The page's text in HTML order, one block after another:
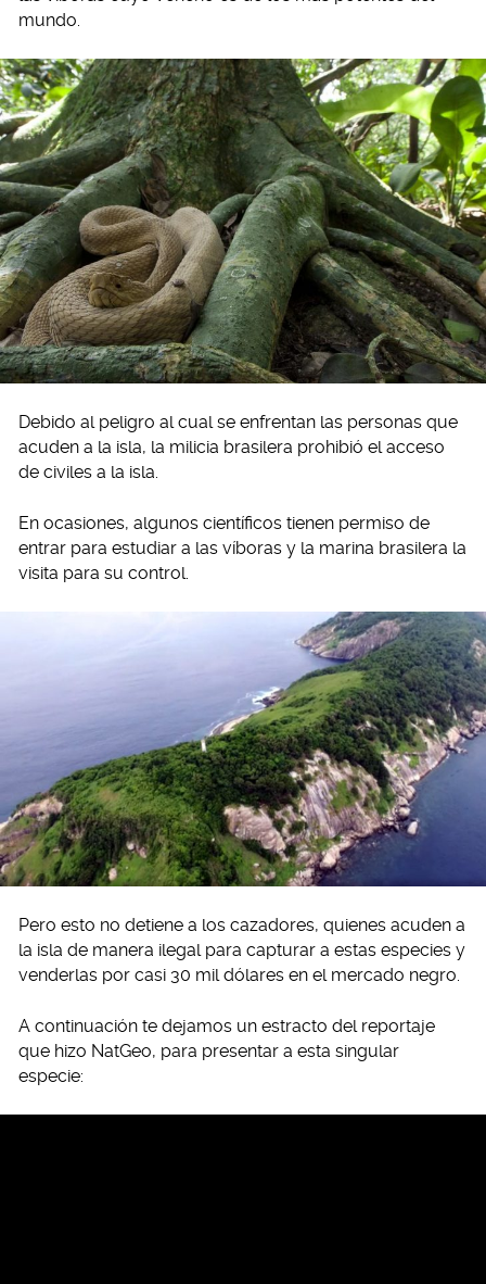
mundo.
Debido al peligro al cual se enfrentan las personas que
acuden a la isla, la milicia brasilera prohibió el acceso
de civiles a la isla.
En ocasiones, algunos científicos tienen permiso de
entrar para estudiar a las víboras y la marina brasilera la
visita para su control.
Pero esto no detiene a los cazadores, quienes acuden a
la isla de manera ilegal para capturar a estas especies y
venderlas por casi 30 mil dólares en el mercado negro.
A continuación te dejamos un estracto del reportaje
que hizo NatGeo, para presentar a esta singular
especie: